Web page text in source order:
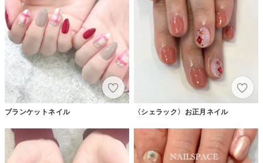
ブランケットネイル 〈シェラック〉お正月ネイル